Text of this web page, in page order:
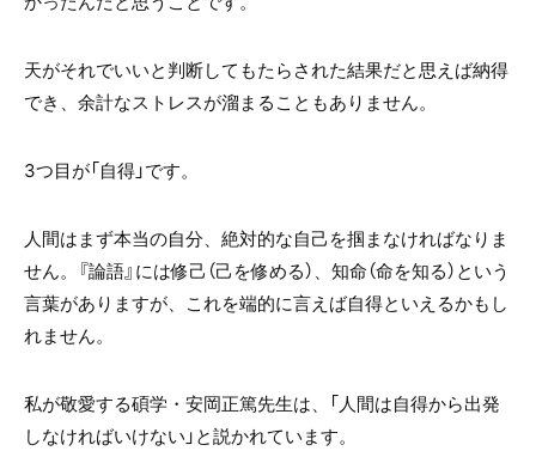
天がそれでいいと判断してもたらされた結果だと思えば納得
でき、余計なストレスが溜まることもありません。
3つ目が「自得」です。
人間はまず本当の自分、絶対的な自己を掴まなければなりま
せん。『論語』には修己（己を修める）、知命（命を知る）という
言葉がありますが、これを端的に言えば自得といえるかもし
れません。
私が敬愛する碩学・安岡正篤先生は、「人間は自得から出発
しなければいけない」と説かれています。